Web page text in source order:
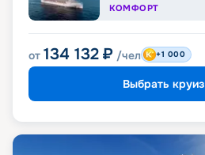
КОМФОРТ
от 134 132 ₽ /чел +1 000
Выбрать круиз